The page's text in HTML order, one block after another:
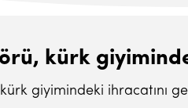
kürk
giyimindeki ihracatını